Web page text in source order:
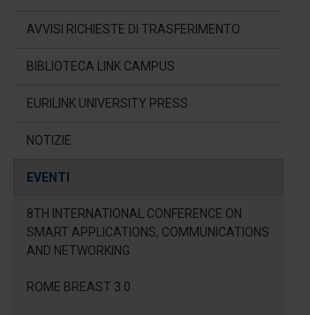
AVVISI RICHIESTE DI TRASFERIMENTO
BIBLIOTECA LINK CAMPUS
EURILINK UNIVERSITY PRESS
NOTIZIE
EVENTI
8TH INTERNATIONAL CONFERENCE ON
SMART APPLICATIONS, COMMUNICATIONS
AND NETWORKING
ROME BREAST 3.0